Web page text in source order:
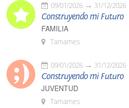
09/01/2026 31/12/2026
Construyendo mi Futuro
FAMILIA
Tamames
09/01/2026 31/12/2026
Construyendo mi Futuro
JUVENTUD
Tamames